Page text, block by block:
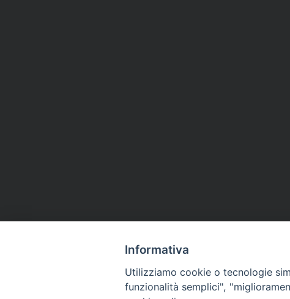
Informativa
Utilizziamo cookie o tecnologie
funzionalità semplici",